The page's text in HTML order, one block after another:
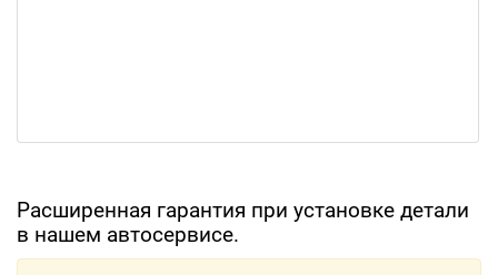
Расширенная гарантия при установке детали
в нашем автосервисе.